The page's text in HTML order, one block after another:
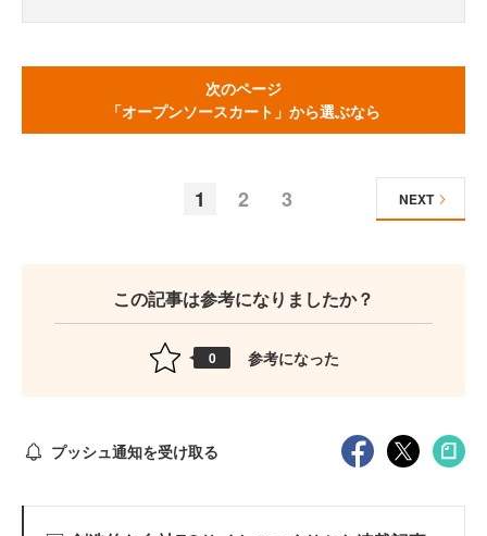
次のページ
「オープンソースカート」から選ぶなら
1 2 3 NEXT
この記事は参考になりましたか？
0 参考になった
プッシュ通知を受け取る